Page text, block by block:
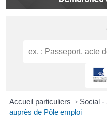
Accueil particuliers > Social -
auprès de Pôle emploi